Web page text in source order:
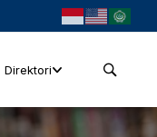
Direktori